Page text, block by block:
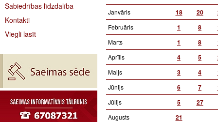
Sabiedrības līdzdalība
Kontakti
Viegli lasīt
Janvāris 18 20
Februāris 1 8
Marts 1 8
Aprīlis 4 5
Maijs 3 4
Jūnijs 6 7
Jūlijs 5 27
Augusts 21